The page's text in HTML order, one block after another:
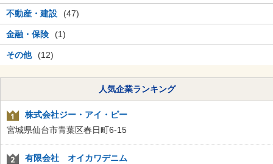
不動産・建設 (47)
金融・保険 (1)
その他 (12)
人気企業ランキング
株式会社ジー・アイ・ピー
宮城県仙台市青葉区春日町6-15
有限会社 オイカワデニム